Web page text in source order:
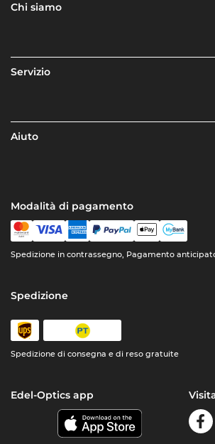
Chi siamo
Servizio
Aiuto
Modalità di pagamento
Spedizione in contrassegno, Pagamento
Spedizione
Spedizione di consegna e di reso gratuite
Edel-Optics app